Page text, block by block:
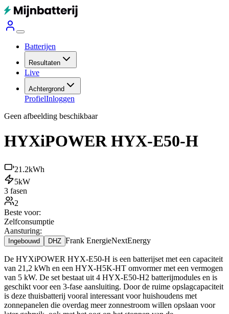
Batterijen
Resultaten
Live
Achtergrond
ProfielInloggen
Geen afbeelding beschikbaar
HYXiPOWER HYX-E50-H
21.2kWh
5kW
3 fasen
2
Beste voor:
Zelfconsumptie
Aansturing:
Ingebouwd DHZ Frank EnergieNextEnergy
De HYXiPOWER HYX-E50-H is een batterijset met een capaciteit
van 21,2 kWh en een HYX-H5K-HT omvormer met een vermogen
van 5 kW. De set bestaat uit 4 HYX-E50-H2 batterijmodules en is
geschikt voor een 3-fase aansluiting. Door de ruime opslagcapaciteit
is deze thuisbatterij vooral interessant voor huishoudens met
zonnepanelen die overdag meer zonnestroom willen opslaan voor